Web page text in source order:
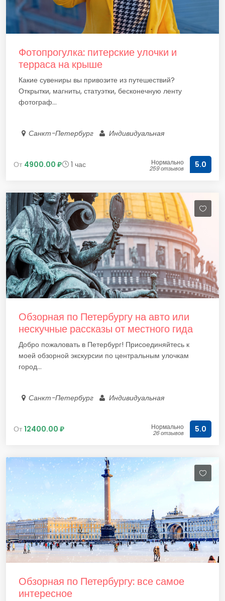
Фотопрогулка: питерские улочки и
терраса на крыше
Какие сувениры вы привозите из путешествий?
Открытки, магниты, статуэтки, бесконечную ленту
фотограф...
Санкт-Петербург Индивидуальная
От 4900.00 ₽ 1 час Нормально
259 отзывов 5.0
Обзорная по Петербургу на авто или
нескучные рассказы от местного гида
Добро пожаловать в Петербург! Присоединяйтесь к
моей обзорной экскурсии по центральным улочкам
город...
Санкт-Петербург Индивидуальная
От 12400.00 ₽ Нормально
26 отзывов 5.0
Обзорная по Петербургу: все самое
интересное